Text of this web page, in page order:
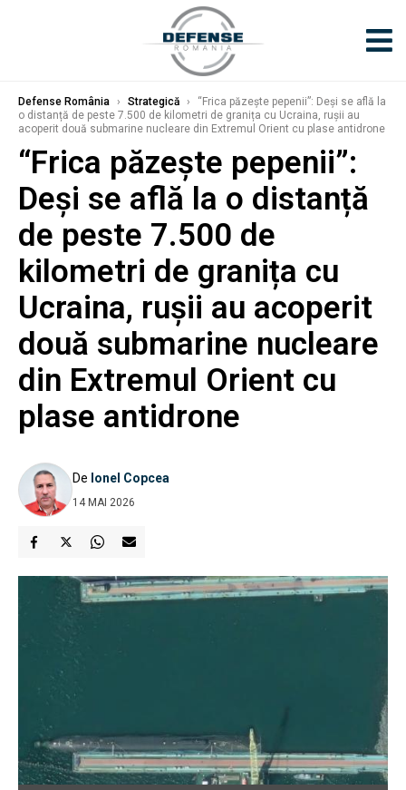
Defense România › Strategică ›
“Frica păzește pepenii”: Deși se află la
o distanță de peste 7.500 de kilometri de granița cu Ucraina, rușii au
acoperit două submarine nucleare din Extremul Orient cu plase antidrone
“Frica păzește pepenii”:
Deși se află la o distanță
de peste 7.500 de
kilometri de granița cu
Ucraina, rușii au acoperit
două submarine nucleare
din Extremul Orient cu
plase antidrone
De Ionel Copcea
14 MAI 2026